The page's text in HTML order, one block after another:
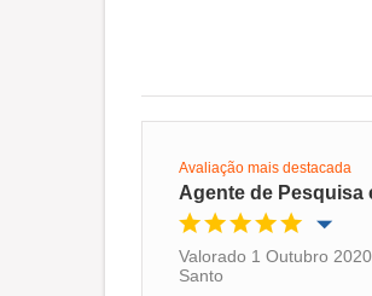
Avaliação mais destacada
Agente de Pesquisa
Oportunidade de
Valorado 1 Outubro
Santo